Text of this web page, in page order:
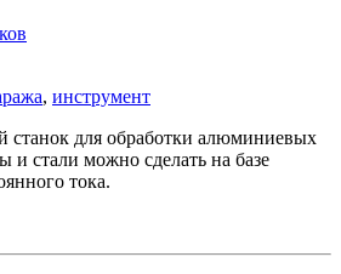
, инструмент
станок для обработки алюминиевых
и стали можно сделать на базе
тока.